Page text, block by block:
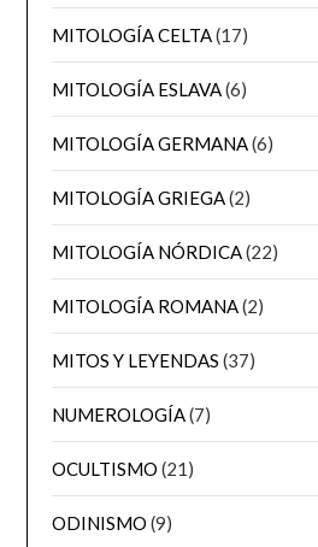
MITOLOGÍA CELTA(17)
MITOLOGÍA ESLAVA(6)
MITOLOGÍA GERMANA(6)
MITOLOGÍA GRIEGA(2)
MITOLOGÍA NÓRDICA(22)
MITOLOGÍA ROMANA(2)
MITOS Y LEYENDAS (37)
NUMEROLOGÍA(7)
OCULTISMO (21)
ODINISMO (9)